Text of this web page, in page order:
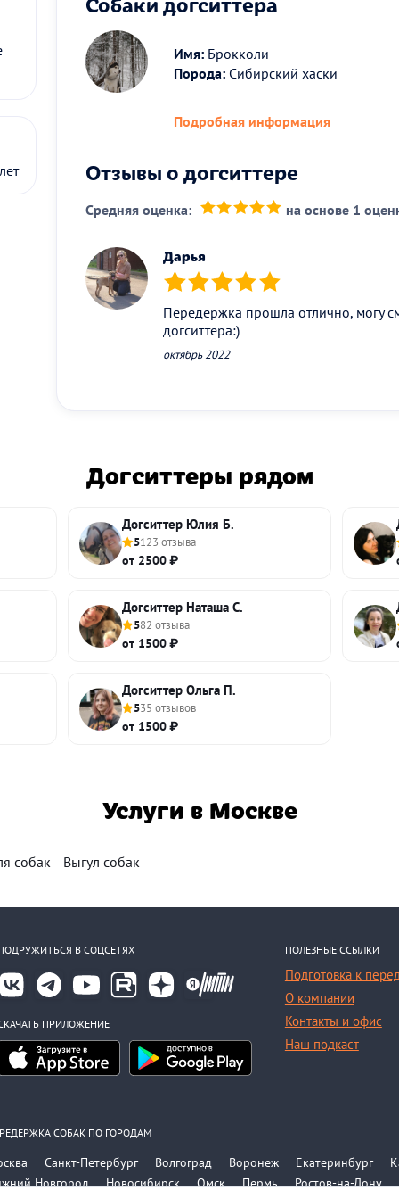
Имя: Брокколи
Порода: Сибирский хаски
Подробная информация
Отзывы о догситтере
Средняя оценка: на основе 1
Дарья
(*) (*) (*) (*) (*)
Передержка прошла отлично, могу
догситтера:)
октябрь 2022
Догситтеры рядом
Догситтер Юлия Б.
5123 отзыва
от 2500 ₽
Догситтер Наташа С.
582 отзыва
от 1500 ₽
Догситтер Ольга П.
535 отзывов
от 1500 ₽
Услуги в Москве
собак Выгул собак
В СОЦСЕТЯХ
ПРИЛОЖЕНИЕ
ПОЛЕЗНЫЕ ССЫЛКИ
Подготовка к
О компании
Контакты и офис
Наш подкаст
СОБАК ПО ГОРОДАМ
Санкт-Петербург Волгоград Воронеж Екатеринбург
Новгород
Новосибирск Омск Пермь
Ростов-на-Дону